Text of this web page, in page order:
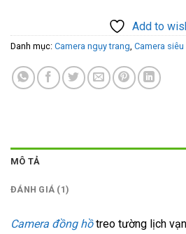
Add to
Danh mục: Camera ngụy trang, Camera siêu
MÔ TẢ
ĐÁNH GIÁ (1)
Camera đồng hồtreo tường lịch